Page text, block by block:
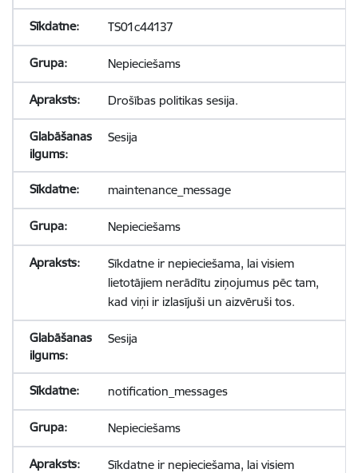
TS01c44137
Nepieciešams
Drošības politikas sesija.
Sesija
maintenance_message
Nepieciešams
Sīkdatne ir nepieciešama, lai visiem
lietotājiem nerādītu ziņojumus pēc tam,
kad viņi ir izlasījuši un aizvēruši tos.
Sesija
notification_messages
Nepieciešams
Sīkdatne ir nepieciešama, lai visiem